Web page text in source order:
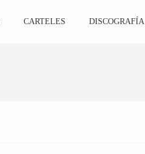
CARTELES DISCOGRAFÍA